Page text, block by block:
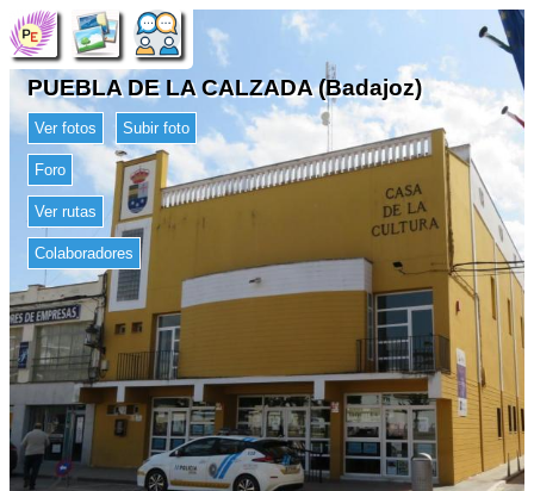
PUEBLA DE LA CALZADA (Badajoz)
Ver fotos Subir foto
Foro
Ver rutas
Colaboradores